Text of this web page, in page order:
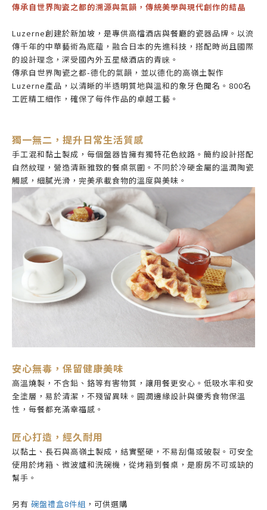
傳承自世界陶瓷之都的溯源與氣韻，傳統美學與現代創作的結晶
Luzerne創建於新加坡，是專供高檔酒店與餐廳的瓷器品牌。以流
傳千年的中華藝術為底蘊，融合日本的先進科技，搭配時尚且國際
的設計理念，深受國內外五星級酒店的青睐。
傳承自世界陶瓷之都-德化的氣韻，並以德化的高嶺土製作
Luzerne產品，以清晰的半透明質地與溫和的象牙色聞名。800名
工匠精工細作，確保了每件作品的卓越工藝。
獨一無二，提升日常生活質感
手工混和黏土製成，每個盤器皆擁有獨特花色紋路。簡約設計搭配
自然紋理，營造清新雅致的餐桌氛圍。不同於冷硬金屬的溫潤陶瓷
觸感，細膩光滑，完美承載食物的溫度與美味。
安心無毒，保留健康美味
高溫燒製，不含鉛、鉻等有害物質，讓用餐更安心。低吸水率和安
全塗層，易於清潔，不殘留異味。圓潤邊緣設計與優秀食物保溫
性，每餐都充滿幸福感。
匠心打造，經久耐用
以黏土、長石與高嶺土製成，結實堅硬，不易刮傷或破裂。可安全
使用於烤箱、微波爐和洗碗機，從烤箱到餐桌，是廚房不可或缺的
幫手。
另有 碗盤禮盒8件組 ，可供選購